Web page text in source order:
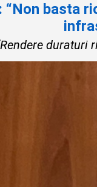
“Non basta
duraturi